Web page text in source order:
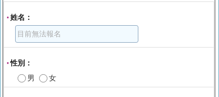
* 姓名：
*性別：
男
女